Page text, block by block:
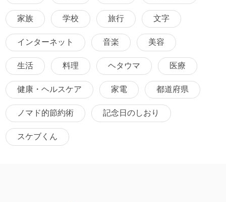
家族 学校 旅行 文字
インターネット 音楽 美容
生活 料理 ヘタウマ 医療
健康・ヘルスケア 家電 都道府県
ノマド的節約術 記念日のしおり
スケブくん